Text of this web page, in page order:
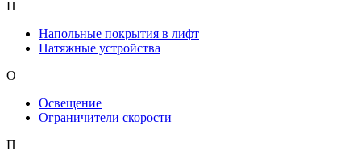
Н
Напольные покрытия в лифт
Натяжные устройства
О
Освещение
Ограничители скорости
П